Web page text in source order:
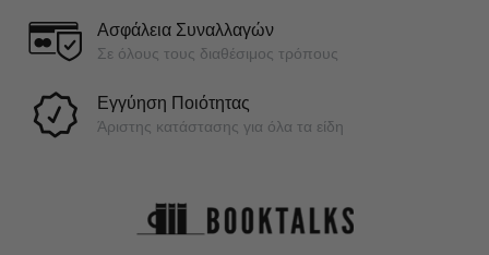
Ασφάλεια Συναλλαγών
Σε όλους τους διαθέσιμος τρόπους
Εγγύηση Ποιότητας
Άριστης κατάστασης για όλα τα είδη